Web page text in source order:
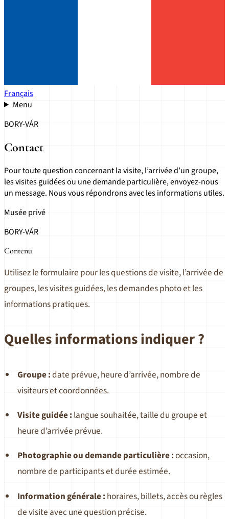
Français
Menu
BORY-VÁR
Contact
Pour toute question concernant la visite, l’arrivée d’un groupe,
les visites guidées ou une demande particulière, envoyez-nous
un message. Nous vous répondrons avec les informations utiles.
Musée privé
BORY-VÁR
Contenu
Utilisez le formulaire pour les questions de visite, l’arrivée de
groupes, les visites guidées, les demandes photo et les
informations pratiques.
Quelles informations indiquer ?
Groupe :date prévue, heure d’arrivée, nombre de
visiteurs et coordonnées.
Visite guidée : langue souhaitée, taille du groupe et
heure d’arrivée prévue.
Photographie ou demande particulière :occasion,
nombre de participants et durée estimée.
Information générale : horaires, billets, accès ou règles
de visite avec une question précise.